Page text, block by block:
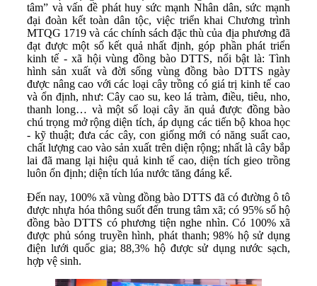
tâm” và vấn đề phát huy sức mạnh Nhân dân, sức mạnh
đại đoàn kết toàn dân tộc, việc triển khai Chương trình
MTQG 1719 và các chính sách đặc thù của địa phương đã
đạt được một số kết quả nhất định, góp phần phát triển
kinh tế - xã hội vùng đồng bào DTTS, nổi bật là: Tình
hình sản xuất và đời sống vùng đồng bào DTTS ngày
được nâng cao với các loại cây trồng có giá trị kinh tế cao
và ổn định, như: Cây cao su, keo lá tràm, điều, tiêu, nho,
thanh long… và một số loại cây ăn quả được đồng bào
chú trọng mở rộng diện tích, áp dụng các tiến bộ khoa học
- kỹ thuật; đưa các cây, con giống mới có năng suất cao,
chất lượng cao vào sản xuất trên diện rộng; nhất là cây bắp
lai đã mang lại hiệu quả kinh tế cao, diện tích gieo trồng
luôn ổn định; diện tích lúa nước tăng đáng kể.
Đến nay, 100% xã vùng đồng bào DTTS đã có đường ô tô
được nhựa hóa thông suốt đến trung tâm xã; có 95% số hộ
đồng bào DTTS có phương tiện nghe nhìn. Có 100% xã
được phủ sóng truyền hình, phát thanh; 98% hộ sử dụng
điện lưới quốc gia; 88,3% hộ được sử dụng nước sạch,
hợp vệ sinh.